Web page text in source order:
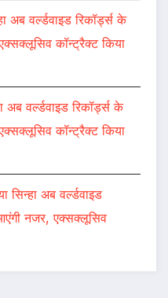
अब वर्ल्डवाइड रिकॉर्ड्स के
कॉन्ट्रैक्ट किया
अब वर्ल्डवाइड रिकॉर्ड्स के
कॉन्ट्रैक्ट किया
सिन्हा अब वर्ल्डवाइड
नजर, एक्सक्लूसिव